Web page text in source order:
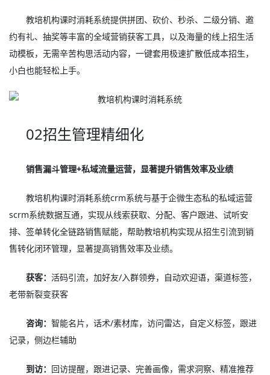
教培机构课时消耗系统提供拼团、砍价、秒杀、二级分销、邀
约有礼、抽奖等丰富的全域营销获客工具，以及海量的线上招生活
动模板，无需辛苦构思活动内容，一键套用极速扩散低成本招生，
小白也能轻松上手。
02招生管理精细化
销售漏斗管理+私域流量运营，显著提升销售效率及业绩
教培机构课时消耗系统crm系统与基于企微生态私的私域运营
scrm系统数据互通，实现从线索获取、分配、客户跟进、试听安
排、签单转化全链路销售赋能，帮助教培机构实现从招生引流到销
售转化闭环管理，显著提高销售效率及业绩。
获客：活码引流，加好友/入群领券，自动欢迎语，渠道标签，
老带新裂变获客
咨询：智能名片，话术/素材库，访问雷达，自定义标签，跟进
记录，侧边栏辅助
到访： 回访提醒，跟进记录、完善画像，需求洞察、精准推荐